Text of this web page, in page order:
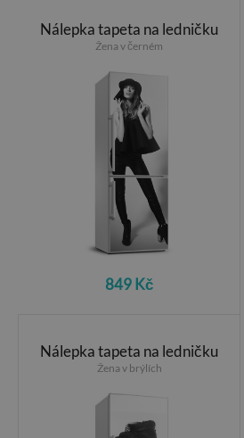
Nálepka tapeta na ledničku
Žena v černém
849 Kč
Nálepka tapeta na ledničku
Žena v brýlích